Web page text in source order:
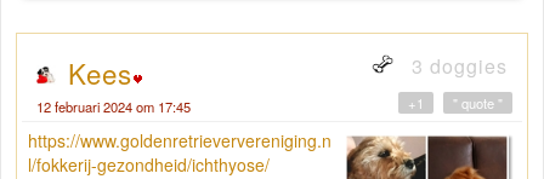
Kees 3 doggies
12 februari 2024 om 17:45 " quote "
+1
https://www.goldenretrieververeniging.n
l/fokkerij-gezondheid/ichthyose/